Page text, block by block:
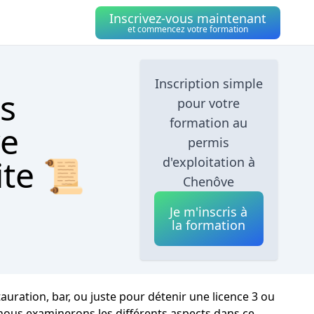
Inscrivez-vous maintenant
et commencez votre formation
📜
Inscription simple
pour votre
formation au
permis
d'exploitation à
Chenôve
Je m'inscris à
la formation
bar, ou juste pour détenir une licence 3 ou